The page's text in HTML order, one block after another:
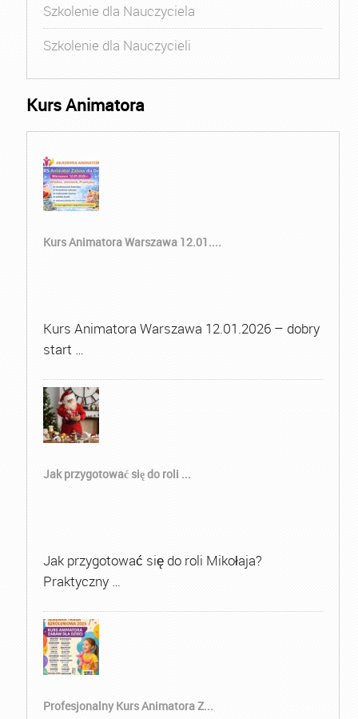
Szkolenie dla Nauczyciela
Szkolenie dla Nauczycieli
Kurs Animatora
Kurs Animatora Warszawa 12.01....
Kurs Animatora Warszawa 12.01.2026 – dobry
start …
Jak przygotować się do roli ...
Jak przygotować się do roli Mikołaja?
Praktyczny …
Profesjonalny Kurs Animatora Z...